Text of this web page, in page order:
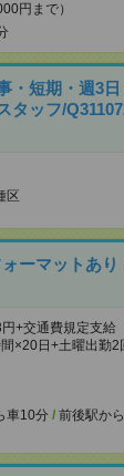
円まで）
・短期・週3
タッフ/
区
ーマットあ
+交通費規定支給
×20日+土曜出勤2
車10分 / 前後駅か